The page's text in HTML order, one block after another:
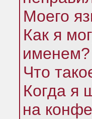
Моего
Как я
именем?
Что
Когда я
на